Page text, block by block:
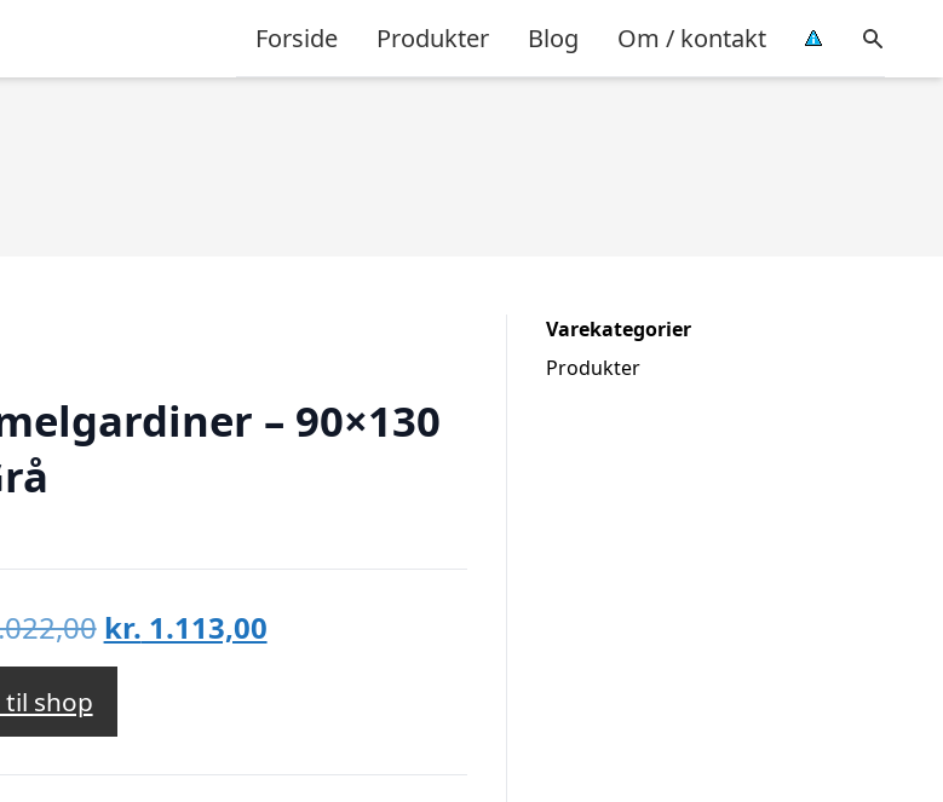
Forside Produkter Blog Om / kontakt
– 90×130
Den
oprindelige
var:
kr. 2.022,00.
kr. 1.113,00Den
kr. 1.113,00.
til shop
Varekategorier
Produkter